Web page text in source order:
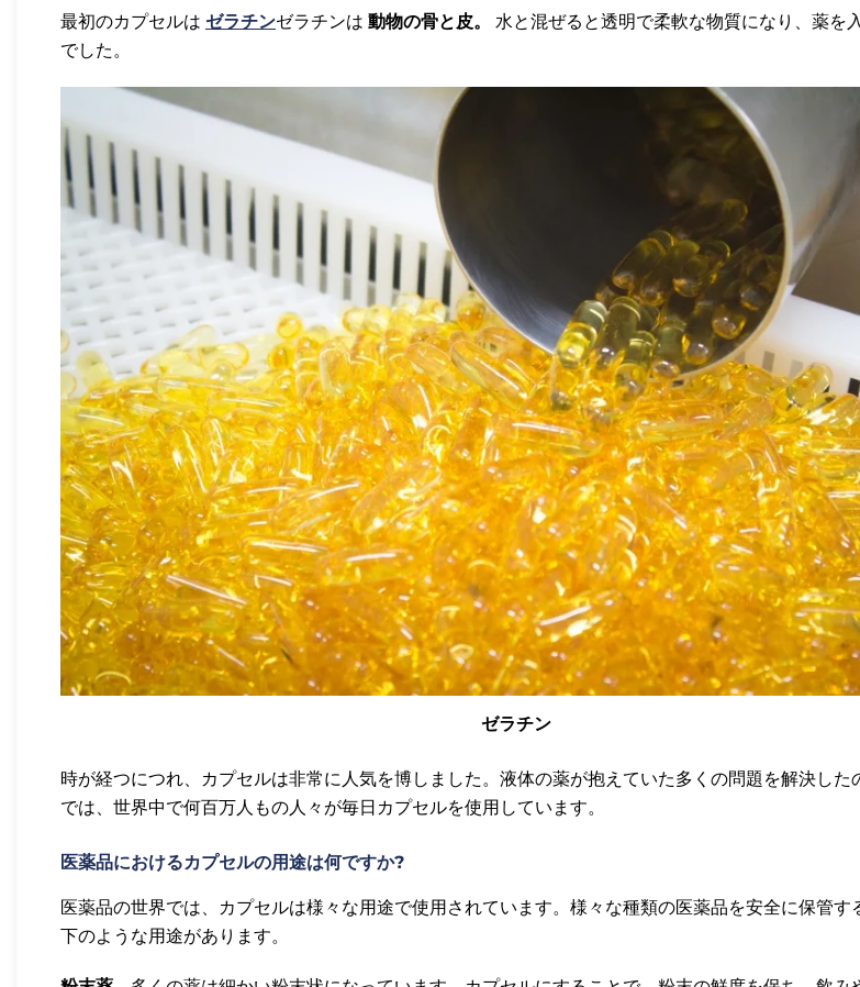
最初のカプセルは ゼラチンゼラチンは 動物の骨と皮。
水と混ぜると透明で柔軟な物質になり、薬を
でした。
ゼラチン
時が経つにつれ、カプセルは非常に人気を博しました。液体の薬が抱えていた多くの問題を解決した
では、世界中で何百万人もの人々が毎日カプセルを使用しています。
医薬品におけるカプセルの用途は何ですか?
医薬品の世界では、カプセルは様々な用途で使用されています。様々な種類の医薬品を安全に保管す
下のような用途があります。